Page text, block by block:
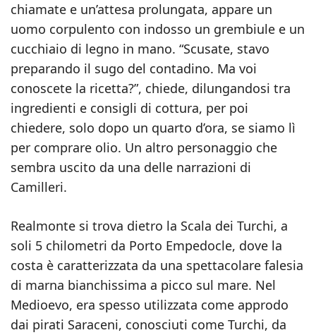
chiamate e un’attesa prolungata, appare un
uomo corpulento con indosso un grembiule e un
cucchiaio di legno in mano. “Scusate, stavo
preparando il sugo del contadino. Ma voi
conoscete la ricetta?”, chiede, dilungandosi tra
ingredienti e consigli di cottura, per poi
chiedere, solo dopo un quarto d’ora, se siamo lì
per comprare olio. Un altro personaggio che
sembra uscito da una delle narrazioni di
Camilleri.
Realmonte si trova dietro la Scala dei Turchi, a
soli 5 chilometri da Porto Empedocle, dove la
costa è caratterizzata da una spettacolare falesia
di marna bianchissima a picco sul mare. Nel
Medioevo, era spesso utilizzata come approdo
dai pirati Saraceni, conosciuti come Turchi, da